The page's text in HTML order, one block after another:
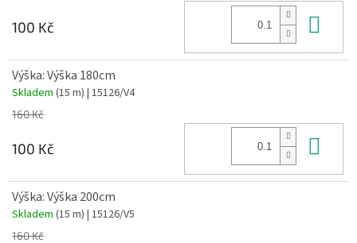
100 Kč
Výška: Výška 180cm
Skladem (15 m) | 15126/V4
160 Kč
100 Kč
Výška: Výška 200cm
Skladem (15 m) | 15126/V5
160 Kč